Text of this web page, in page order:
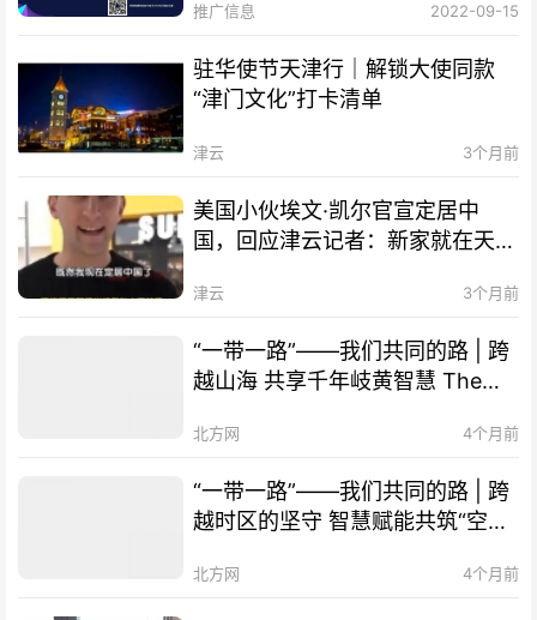
推广信息 2022-09-15
驻华使节天津行｜解锁大使同款
“津门文化”打卡清单
津云 3个月前
美国小伙埃文·凯尔官宣定居中
国，回应津云记者：新家就在天
津云 3个月前
“一带一路”——我们共同的路 | 跨
越山海 共享千年岐黄智慧 The
Shared Path | Transcending
Millennia-old Qi-Huang Wisdom
of TCM
北方网 4个月前
“一带一路”——我们共同的路 | 跨
越时区的坚守 智慧赋能共筑“空中
Initiative – Our Shared Path |
北方网 4个月前